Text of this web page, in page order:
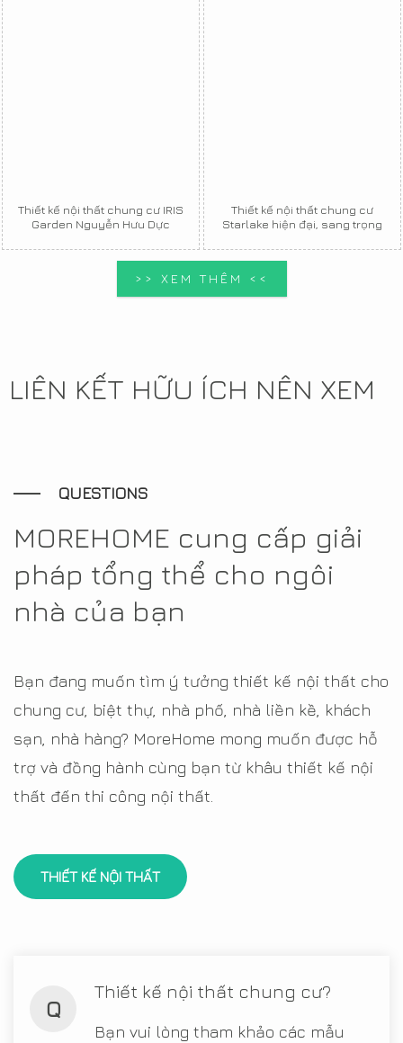
Thiết kế nội thất chung cư IRIS
Garden Nguyễn Hưu Dực
Thiết kế nội thất chung cư
Starlake hiện đại, sang trọng
>> XEM THÊM <<
LIÊN KẾT HỮU ÍCH NÊN XEM
QUESTIONS
MOREHOME cung cấp giải
pháp tổng thể cho ngôi
nhà của bạn
Bạn đang muốn tìm ý tưởng thiết kế nội thất cho
chung cư, biệt thự, nhà phố, nhà liền kề, khách
sạn, nhà hàng? MoreHome mong muốn được hỗ
trợ và đồng hành cùng bạn từ khâu thiết kế nội
thất đến thi công nội thất.
THIẾT KẾ NỘI THẤT
Q
Thiết kế nội thất chung cư?
Bạn vui lòng tham khảo các mẫu